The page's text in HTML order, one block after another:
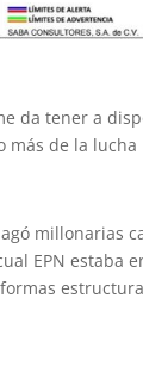
da tener a
de la
millonarias
EPN estaba